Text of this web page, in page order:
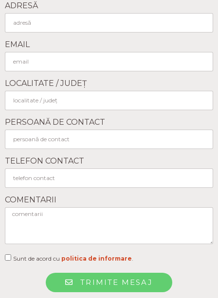
ADRESĂ
EMAIL
LOCALITATE / JUDEȚ
PERSOANĂ DE CONTACT
TELEFON CONTACT
COMENTARII
Sunt de acord cu politica de informare
TRIMITE MESAJ